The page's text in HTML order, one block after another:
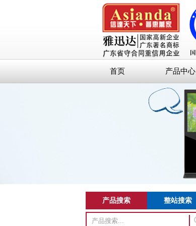
首页 产品中心
产品搜索 整站搜索